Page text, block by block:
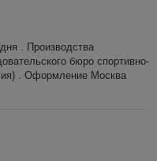
. Производства
бюро спортивно-
. Оформление Москва